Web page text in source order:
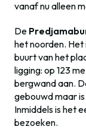
vanaf nu alleen
De
het noorden.
buurt van het
ligging: op 123
bergwand aan.
gebouwd maar
Inmiddels is het
bezoeken.